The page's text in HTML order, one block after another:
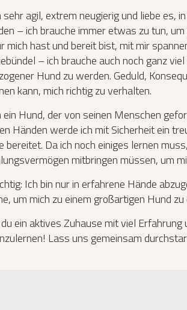
sehr agil, extrem neugierig und liebe es,
– ich brauche immer etwas zu tun,
mich hast und bereit bist, mit mir
– ich brauche auch noch ganz
Hund zu werden. Geduld,
kann, mich richtig zu verhalten.
ein Hund, der von seinen Menschen
Händen werde ich mit Sicherheit ein
bereitet. Da ich noch einiges lernen
mitbringen müssen, um
Ich bin nur in erfahrene Hände
um mich zu einem großartigen Hund
ein aktives Zuhause mit viel
Lass uns gemeinsam